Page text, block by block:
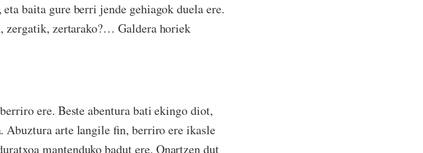
baita gure berri jende gehiagok duela ere.
zergatik, zertarako?… Galdera horiek
ere. Beste abentura bati ekingo diot,
Abuztura arte langile fin, berriro ere ikasle
mantenduko badut ere. Onartzen dut